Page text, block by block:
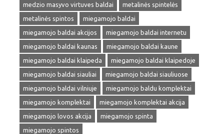
medzio masyvo virtuves baldai
metalinės spintelės
metalinės spintos
miegamojo baldai
miegamojo baldai akcijos
miegamojo baldai internetu
miegamojo baldai kaunas
miegamojo baldai kaune
miegamojo baldai klaipeda
miegamojo baldai klaipedoje
miegamojo baldai siauliai
miegamojo baldai siauliuose
miegamojo baldai vilniuje
miegamojo baldu komplektai
miegamojo komplektai
miegamojo komplektai akcija
miegamojo lovos akcija
miegamojo spinta
miegamojo spintos